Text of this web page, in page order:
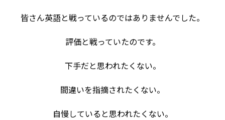
皆さん英語と戦っているのではありませんでした。
評価と戦っていたのです。
下手だと思われたくない。
間違いを指摘されたくない。
自慢していると思われたくない。